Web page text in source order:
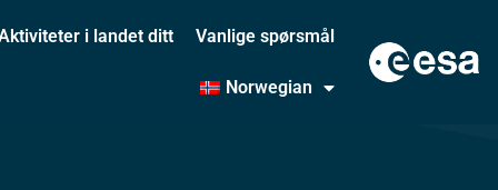
i landet ditt Vanlige spørsmål
Norwegian